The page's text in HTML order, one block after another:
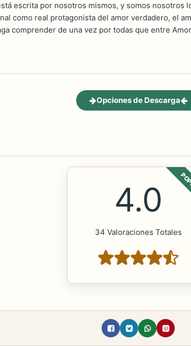
escrita por nosotros mismos, y somos nosotros
como real protagonista del amor verdadero, el
comprender de una vez por todas que entre
Opciones de Descarga
4.0
34 Valoraciones Totales